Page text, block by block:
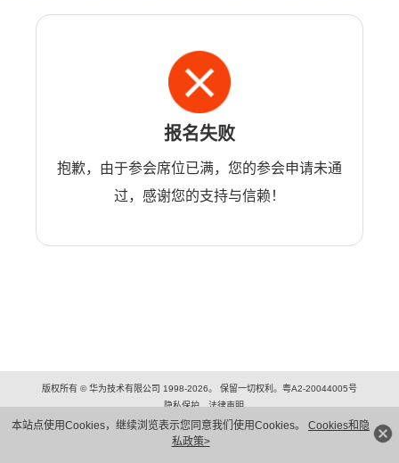
本站点使用Cookies，继续浏览表示您同意我们使用Cookies。 Cookies和隐
私政策>
报名失败
抱歉，由于参会席位已满，您的参会申请未通
过，感谢您的支持与信赖！
版权所有 © 华为技术有限公司 1998-2026。 保留一切权利。粤A2-20044005号
隐私保护
法律声明